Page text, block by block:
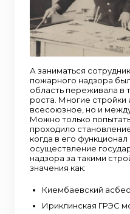
А заниматься
пожарного надзора
область переживала в
роста. Многие стройки
всесоюзное, но и
Можно только
проходило
когда в его
осуществление
надзора за такими
значения как:
Киембаевский
Ириклинская ГРЭС